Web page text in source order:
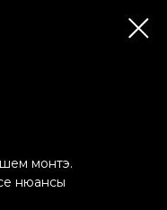
монтэ.
нюансы